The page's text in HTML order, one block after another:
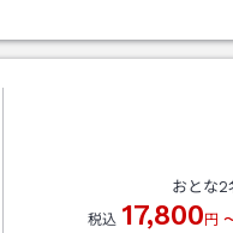
おとな2
税込 17,800 円